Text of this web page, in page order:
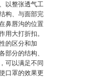
以整张透气工
构、与面部完
鼻唇沟的位置
用大打折扣。
的区分和加
部分的结构、
可以满足不同
口罩的效果更